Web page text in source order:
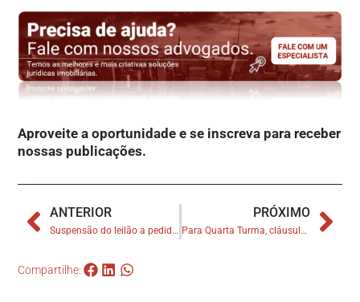
Aproveite a oportunidade e se inscreva para receber
nossas publicações.
ANTERIOR
Suspensão do leilão a pedido do devedor fiduciante permite antecipar cobrança pela ocupação do imóvel
PRÓXIMO
Para Quarta Turma, cláusula resolutiva expressa em contrato imobiliário dispensa ação para rescisão por falta de pagamento
Compartilhe: